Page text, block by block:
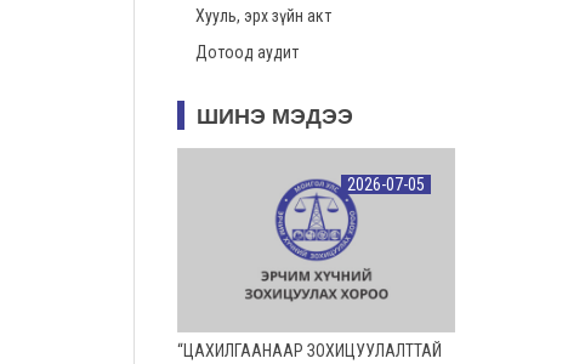
Хууль, эрх зүйн акт
Дотоод аудит
ШИНЭ МЭДЭЭ
2026-07-05
“ЦАХИЛГААНААР ЗОХИЦУУЛАЛТТАЙ